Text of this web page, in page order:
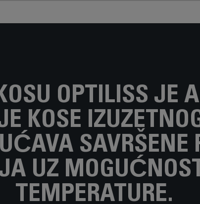
OPTILISS JE
KOSE
SAVRŠENE
UZ
TEMPERATURE.